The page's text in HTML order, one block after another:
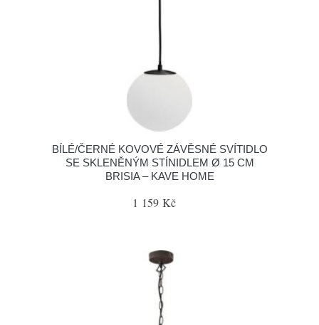
BÍLÉ/ČERNÉ KOVOVÉ ZÁVĚSNÉ SVÍTIDLO
SE SKLENĚNÝM STÍNIDLEM Ø 15 CM
BRISIA – KAVE HOME
1 159 Kč